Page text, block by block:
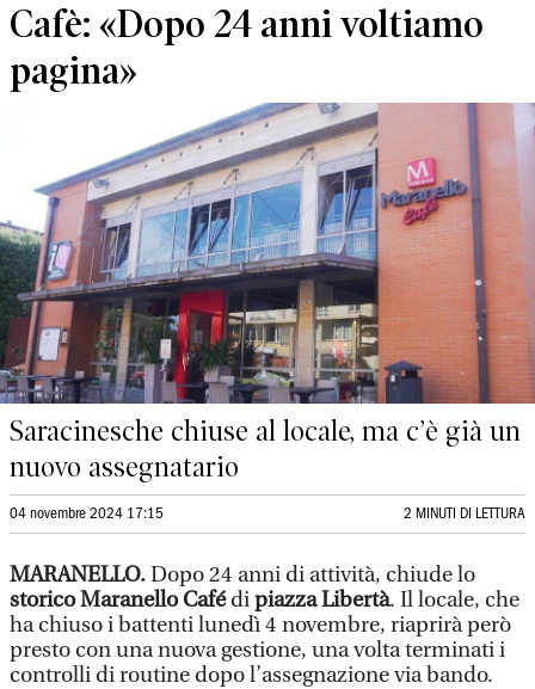
Cafè: «Dopo 24 anni voltiamo
pagina»
Saracinesche chiuse al locale, ma c’è già un
nuovo assegnatario
04 novembre 2024 17:15 2 MINUTI DI LETTURA
MARANELLO.Dopo 24 anni di attività, chiude lo
storico Maranello Cafédipiazza Libertà. Il locale, che
ha chiuso i battenti lunedì 4 novembre, riaprirà però
presto con una nuova gestione, una volta terminati i
controlli di routine dopo l’assegnazione via bando.